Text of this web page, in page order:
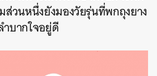
วนหนึ่งยังมองวัยรุ่นที่พกถุงยาง
บากใจอยู่ดี